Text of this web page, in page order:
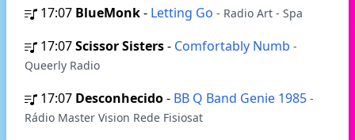
17:07 BlueMonk- Letting Go - Radio Art - Spa
17:07Scissor Sisters- Comfortably Numb -
Queerly Radio
17:07 Desconhecido- BB Q Band Genie 1985 -
Rádio Master Vision Rede Fisiosat